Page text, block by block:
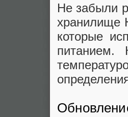
Не забыли
хранилище
которые
питанием.